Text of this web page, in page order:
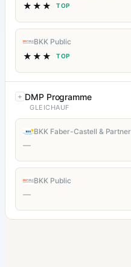
★★★ TOP
BKK Public
★★★ TOP
DMP Programme
GLEICHAUF
BKK Faber-Castell & Partner
—
BKK Public
—